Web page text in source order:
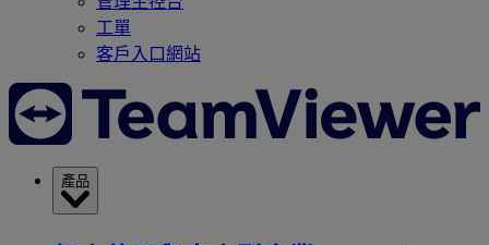
工單
客戶入口網站
產品